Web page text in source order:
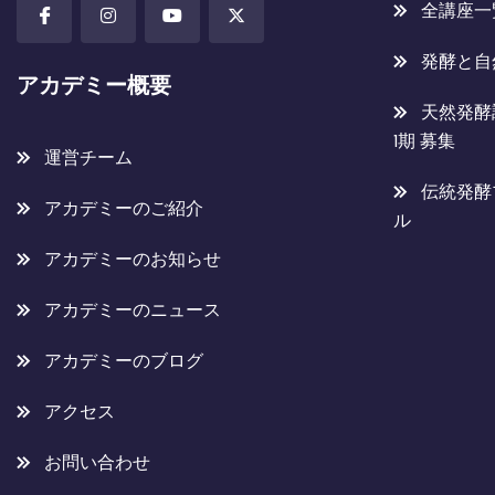
アカデミー概要
運営チーム
アカデミーのご紹介
アカデミーのお知らせ
アカデミーのニュース
アカデミーのブログ
アクセス
お問い合わせ
全講座
発酵と
天然発
1期 募集
伝統発
ル